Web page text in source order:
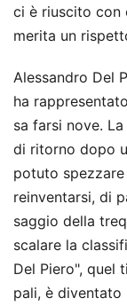
ci è riuscito con
merita un
Alessandro Del
ha
sa farsi nove.
di ritorno dopo
potuto
reinventarsi, di
saggio della
scalare la
Del Piero", quel
pali, è diventato